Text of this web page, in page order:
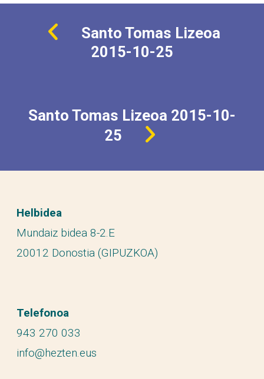
Santo Tomas Lizeoa
2015-10-25
Santo Tomas Lizeoa 2015-10-
25
Helbidea
Mundaiz bidea 8-2.E
20012 Donostia (GIPUZKOA)
Telefonoa
943 270 033
info@hezten.eus